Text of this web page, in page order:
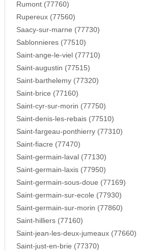
Rumont (77760)
Rupereux (77560)
Saacy-sur-marne (77730)
Sablonnieres (77510)
Saint-ange-le-viel (77710)
Saint-augustin (77515)
Saint-barthelemy (77320)
Saint-brice (77160)
Saint-cyr-sur-morin (77750)
Saint-denis-les-rebais (77510)
Saint-fargeau-ponthierry (77310)
Saint-fiacre (77470)
Saint-germain-laval (77130)
Saint-germain-laxis (77950)
Saint-germain-sous-doue (77169)
Saint-germain-sur-ecole (77930)
Saint-germain-sur-morin (77860)
Saint-hilliers (77160)
Saint-jean-les-deux-jumeaux (77660)
Saint-just-en-brie (77370)